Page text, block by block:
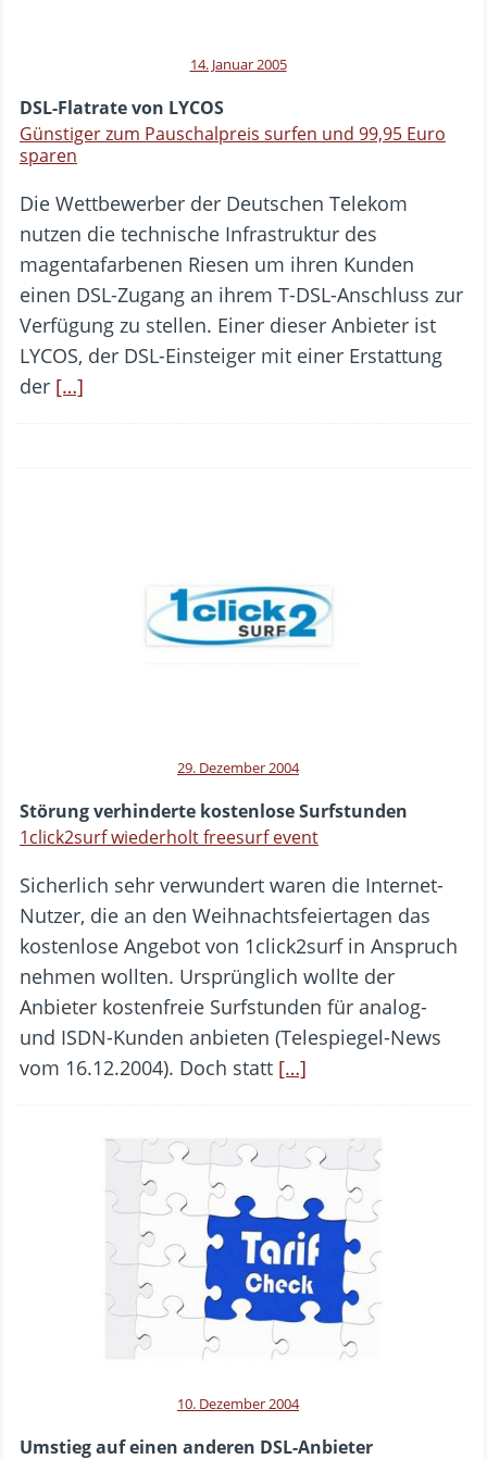
14. Januar 2005
DSL-Flatrate von LYCOS
Günstiger zum Pauschalpreis surfen und 99,95 Euro
sparen
Die Wettbewerber der Deutschen Telekom
nutzen die technische Infrastruktur des
magentafarbenen Riesen um ihren Kunden
einen DSL-Zugang an ihrem T-DSL-Anschluss zur
Verfügung zu stellen. Einer dieser Anbieter ist
LYCOS, der DSL-Einsteiger mit einer Erstattung
der […]
29. Dezember 2004
Störung verhinderte kostenlose Surfstunden
1click2surf wiederholt freesurf event
Sicherlich sehr verwundert waren die Internet-
Nutzer, die an den Weihnachtsfeiertagen das
kostenlose Angebot von 1click2surf in Anspruch
nehmen wollten. Ursprünglich wollte der
Anbieter kostenfreie Surfstunden für analog-
und ISDN-Kunden anbieten (Telespiegel-News
vom 16.12.2004). Doch statt […]
10. Dezember 2004
Umstieg auf einen anderen DSL-Anbieter